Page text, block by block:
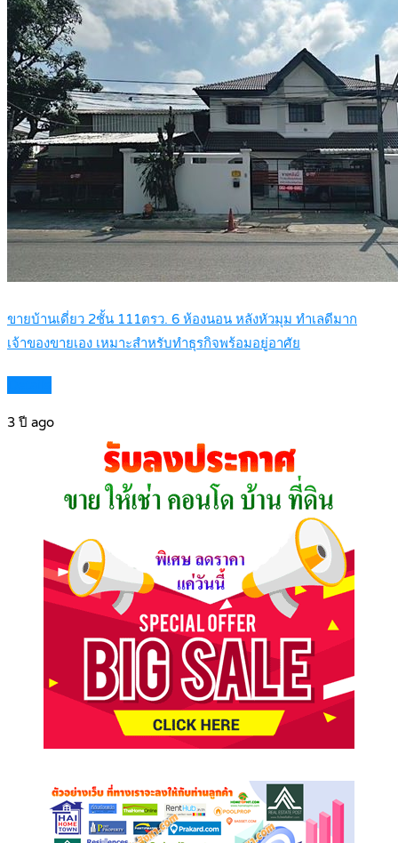
ขายบ้านเดี่ยว 2ชั้น 111ตรว. 6 ห้องนอน หลังหัวมุม ทำเลดีมาก
เจ้าของขายเอง เหมาะสำหรับทำธุรกิจพร้อมอยู่อาศัย
3 ปี ago